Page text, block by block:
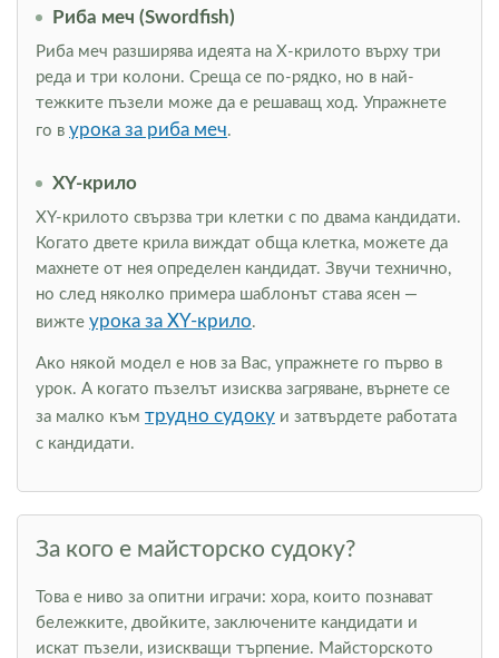
Риба меч (Swordfish)
Риба меч разширява идеята на Х-крилото върху три
реда и три колони. Среща се по-рядко, но в най-
тежките пъзели може да е решаващ ход. Упражнете
го в урока за риба меч.
XY-крило
XY-крилото свързва три клетки с по двама кандидати.
Когато двете крила виждат обща клетка, можете да
махнете от нея определен кандидат. Звучи технично,
но след няколко примера шаблонът става ясен —
вижте урока за XY-крило.
Ако някой модел е нов за Вас, упражнете го първо в
урок. А когато пъзелът изисква загряване, върнете се
за малко към трудно судоку и затвърдете работата
с кандидати.
За кого е майсторско судоку?
Това е ниво за опитни играчи: хора, които познават
бележките, двойките, заключените кандидати и
искат пъзели, изискващи търпение. Майсторското